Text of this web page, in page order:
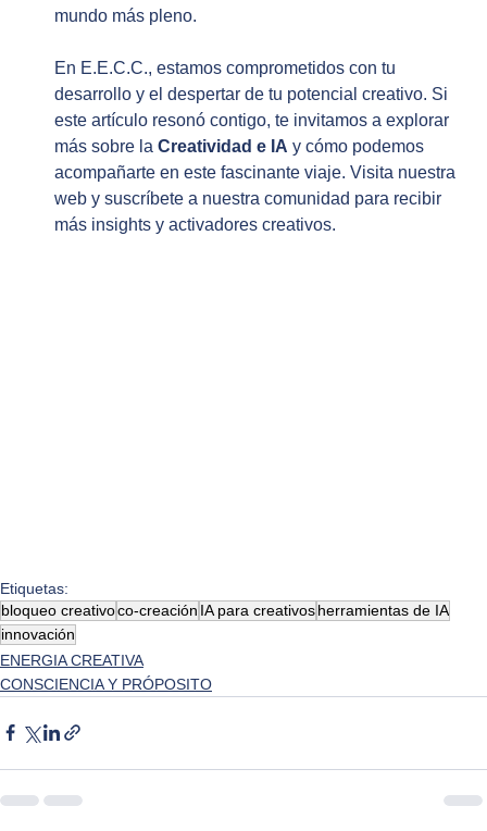
mundo más pleno.
En E.E.C.C., estamos comprometidos con tu
desarrollo y el despertar de tu potencial creativo. Si
este artículo resonó contigo, te invitamos a explorar
más sobre la Creatividad e IA y cómo podemos
acompañarte en este fascinante viaje. Visita nuestra
web y suscríbete a nuestra comunidad para recibir
más insights y activadores creativos.
Etiquetas:
bloqueo creativoco-creación IA para creativosherramientas de IA
innovación
ENERGIA CREATIVA
CONSCIENCIA Y PRÓPOSITO